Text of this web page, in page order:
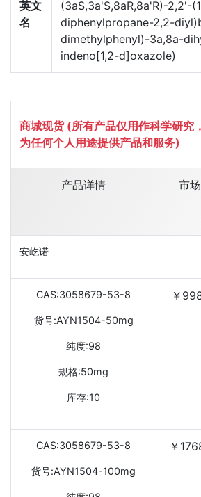
英文
名
(3aS,3a'S,8aR,8a'R)-2,2'-
diphenylpropane-2,2-
dimethylphenyl)-3a,8a-
indeno[1,2-d]oxazole)
商城现货 (所有产品仅用作科学研究
为任何个人用途提供产品和服务)
产品详情 市
安屹诺
CAS:3058679-53-8
货号:AYN1504-50mg
纯度:98
规格:50mg
库存:10
￥
CAS:3058679-53-8
货号:AYN1504-100mg
￥